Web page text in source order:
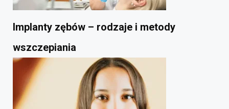
Implanty zębów – rodzaje i metody
wszczepiania